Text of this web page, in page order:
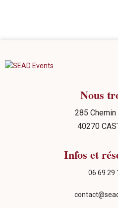
Nous
285 Chemin
40270
Infos et
06 69 29